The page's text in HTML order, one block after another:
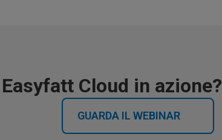
Cloud in
GUARDA IL WEBINAR